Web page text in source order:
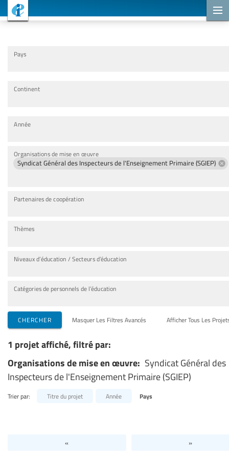
Pays
Continent
Année
Organisations de mise en œuvre
Syndicat Général des Inspecteurs de l'Enseignement Primaire (SGIEP)
Partenaires de coopération
Thèmes
Niveaux d’éducation / Secteurs d’éducation
Catégories de personnels de l’éducation
CHERCHER Masquer Les Filtres Avancés Afficher Tous Les
1 projet affiché, filtré par:
Organisations de mise en œuvre: Syndicat Général des
Inspecteurs de l'Enseignement Primaire (SGIEP)
Trier par: Titre du projet Année Pays
« »